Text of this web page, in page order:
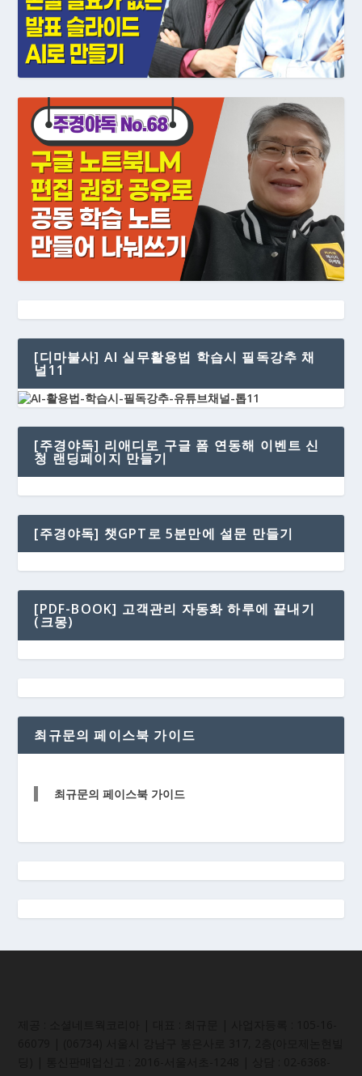
[디마불사] AI 실무활용법 학습시 필독강추 채
널11
[주경야독] 리애디로 구글 폼 연동해 이벤트 신
청 랜딩페이지 만들기
[주경야독] 챗GPT로 5분만에 설문 만들기
[PDF-BOOK] 고객관리 자동화 하루에 끝내기
(크몽)
최규문의 페이스북 가이드
최규문의 페이스북 가이드